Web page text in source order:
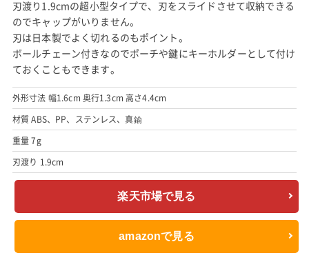
刃渡り1.9cmの超小型タイプで、刃をスライドさせて収納できる
のでキャップがいりません。
刃は日本製でよく切れるのもポイント。
ボールチェーン付きなのでポーチや鍵にキーホルダーとして付け
ておくこともできます。
外形寸法 幅1.6cm 奥行1.3cm 高さ4.4cm
材質 ABS、PP、ステンレス、真鍮
重量 7g
刃渡り 1.9cm
楽天市場で見る
amazonで見る